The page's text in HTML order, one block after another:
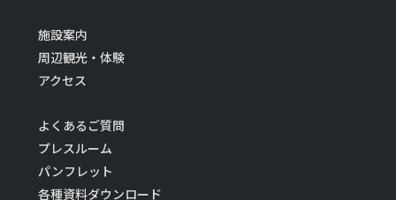
施設案内
周辺観光・体験
アクセス
よくあるご質問
プレスルーム
パンフレット
各種資料ダウンロード